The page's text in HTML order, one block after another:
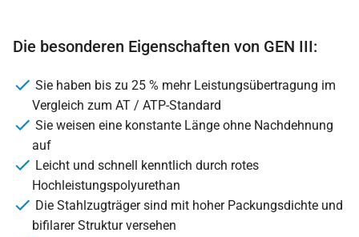
Die besonderen Eigenschaften von GEN III:
Sie haben bis zu 25 % mehr Leistungsübertragung im
Vergleich zum AT / ATP-Standard
Sie weisen eine konstante Länge ohne Nachdehnung
auf
Leicht und schnell kenntlich durch rotes
Hochleistungspolyurethan
Die Stahlzugträger sind mit hoher Packungsdichte und
bifilarer Struktur versehen